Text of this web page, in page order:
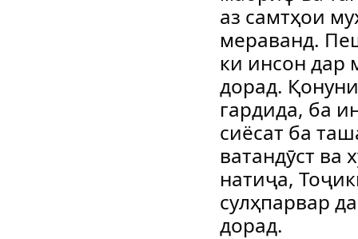
аз самтҳои
мераванд.
ки инсон дар
дорад.
гардида, ба
сиёсат ба
ватандӯст
натиҷа,
сулҳпарвар
дорад.